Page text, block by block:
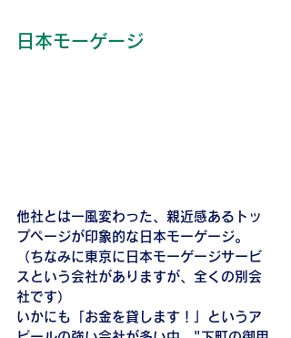
日本モーゲージ
他社とは一風変わった、親近感あるトッ
プページが印象的な日本モーゲージ。
（ちなみに東京に日本モーゲージサービ
スという会社がありますが、全くの別会
社です）
いかにも「お金を貸します！」というア